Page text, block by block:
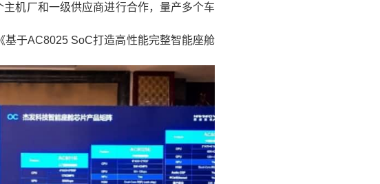
机厂和一级供应商进行合作，量产多个车
于AC8025 SoC打造高性能完整智能座舱